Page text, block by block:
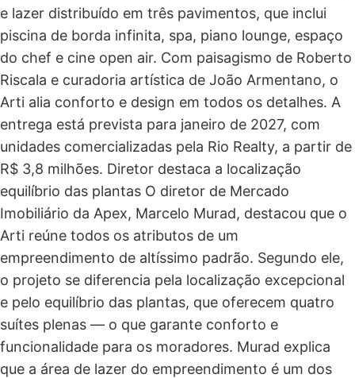
e lazer distribuído em três pavimentos, que inclui
piscina de borda infinita, spa, piano lounge, espaço
do chef e cine open air. Com paisagismo de Roberto
Riscala e curadoria artística de João Armentano, o
Arti alia conforto e design em todos os detalhes. A
entrega está prevista para janeiro de 2027, com
unidades comercializadas pela Rio Realty, a partir de
R$ 3,8 milhões. Diretor destaca a localização
equilíbrio das plantas O diretor de Mercado
Imobiliário da Apex, Marcelo Murad, destacou que o
Arti reúne todos os atributos de um
empreendimento de altíssimo padrão. Segundo ele,
o projeto se diferencia pela localização excepcional
e pelo equilíbrio das plantas, que oferecem quatro
suítes plenas — o que garante conforto e
funcionalidade para os moradores. Murad explica
que a área de lazer do empreendimento é um dos